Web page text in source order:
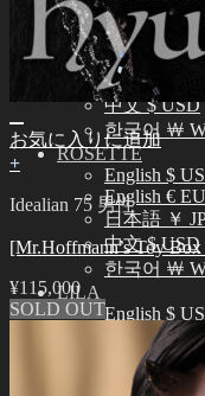
한국어 ￦
IDEALIAN
English $
日本語 ￥
中文 $ USD
한국어 ￦
ROSETTE
English $
English €
日本語 ￥
中文 $ USD
한국어 ￦
LILA
English $
English €
日本語 ￥
中文 $ USD
お気に入りに追加
+
Idealian 75 男性
[Mr.Hoffmann’s Toy
¥115,000
SOLD OUT